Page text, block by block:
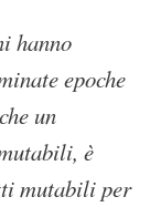
hanno
epoche
un
è
mutabili per